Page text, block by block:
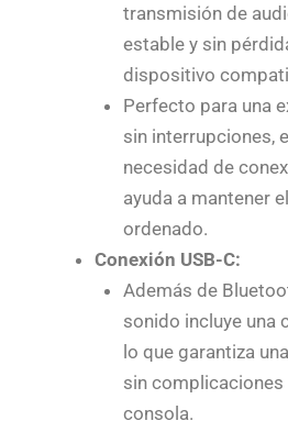
transmisión de
estable y sin
dispositivo
Perfecto para una
sin interrupciones,
necesidad de
ayuda a mantener
ordenado.
Conexión USB-C:
Además de
sonido incluye una
lo que garantiza
sin complicaciones
consola.